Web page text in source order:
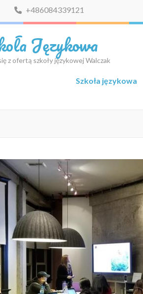
+486084339121
Językowa
z ofertą szkoły językowej Walczak
Szkoła językowa